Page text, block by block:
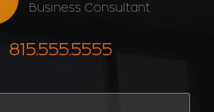
Business Consultant
815.555.5555